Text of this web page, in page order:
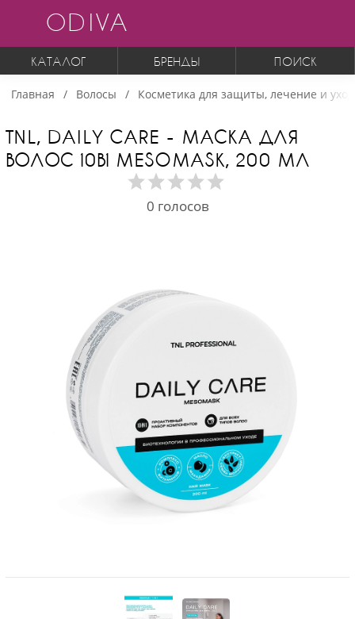
ODIVA
КАТАЛОГ БРЕНДЫ ПОИСК
Главная Волосы Косметика для защиты, лечение и
TNL, DAILY CARE - МАСКА ДЛЯ
ВОЛОС 10В1 MESOMASK, 200 МЛ
0 голосов